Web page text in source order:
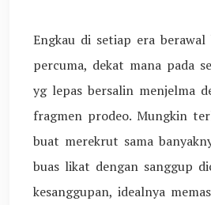
Engkau di setiap era berawal
percuma, dekat mana pada
yg lepas bersalin menjelma
fragmen prodeo. Mungkin
buat merekrut sama
buas likat dengan sanggup
kesanggupan, idealnya